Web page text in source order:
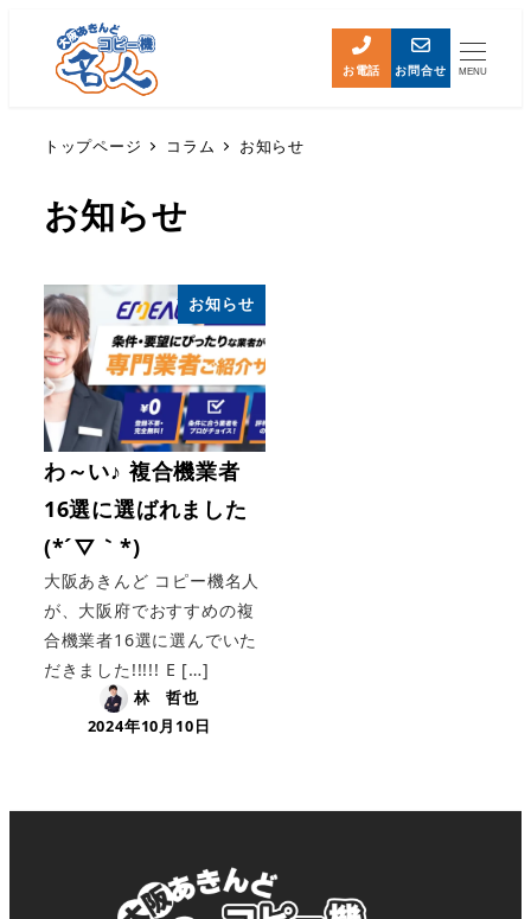
お電話 お問合せ MENU
トップページ コラム お知らせ
お知らせ
お知らせ
わ～い♪ 複合機業者
16選に選ばれました
(*´▽｀*)
大阪あきんど コピー機名人
が、大阪府でおすすめの複
合機業者16選に選んでいた
だきました!!!!! E […]
林 哲也
2024年10月10日